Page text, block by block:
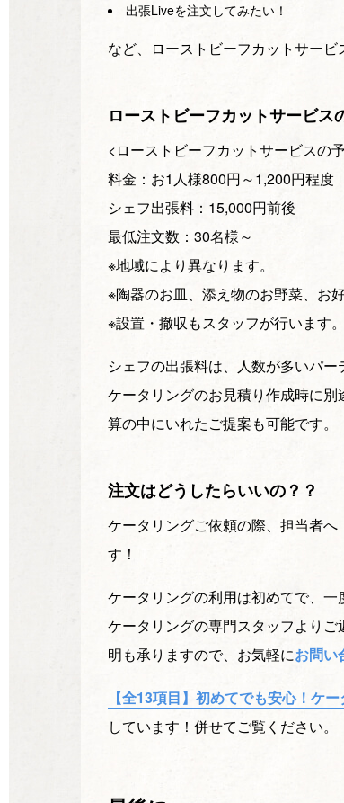
出張Liveを注文してみたい！
など、ローストビーフカットサー
ローストビーフカットサービス
<ローストビーフカットサービスの
料金：お1人様800円～1,200円程度
シェフ出張料：15,000円前後
最低注文数：30名様～
※地域により異なります。
※陶器のお皿、添え物のお野菜、お
※設置・撤収もスタッフが行います。
シェフの出張料は、人数が多いパ
ケータリングのお見積り作成時に
算の中にいれたご提案も可能です。
注文はどうしたらいいの？？
ケータリングご依頼の際、担当者
す！
ケータリングの利用は初めてで、
ケータリングの専門スタッフより
明も承りますので、お気軽にお問い
【全13項目】初めてでも安心！ケ
しています！併せてご覧ください。